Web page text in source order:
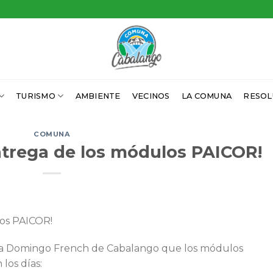
TURISMO AMBIENTE VECINOS LA COMUNA
COMUNA
de los módulos PAICOR!
PAICOR!
Domingo French de Cabalango que los módulos
los días: